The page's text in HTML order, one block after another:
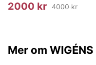
2000 kr 4000 kr
Mer om WIGÉNS